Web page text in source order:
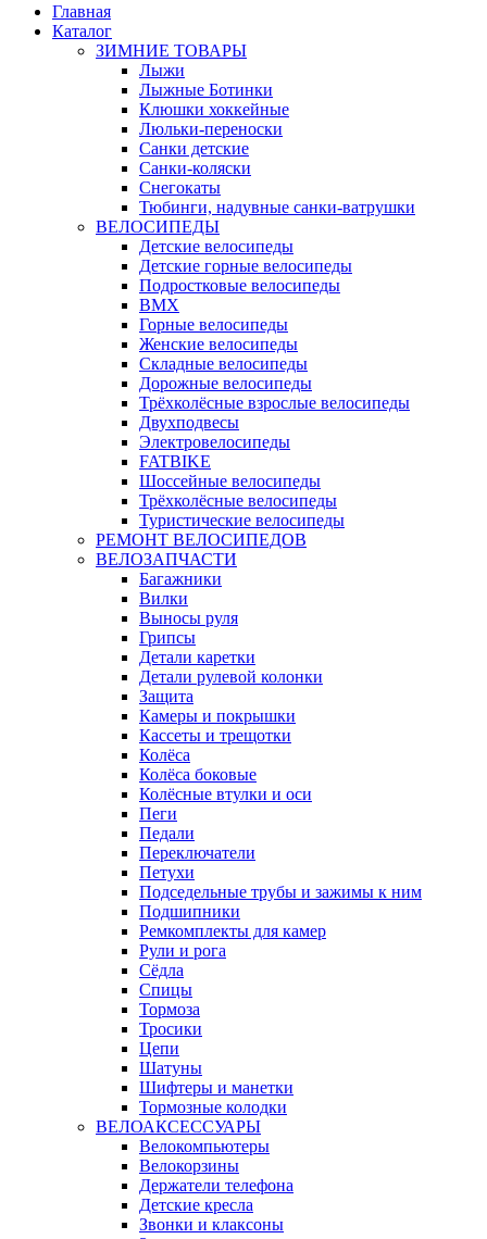
Главная
Каталог
ЗИМНИЕ ТОВАРЫ
Лыжи
Лыжные Ботинки
Клюшки хоккейные
Люльки-переноски
Санки детские
Санки-коляски
Снегокаты
Тюбинги, надувные санки-ватрушки
ВЕЛОСИПЕДЫ
Детские велосипеды
Детские горные велосипеды
Подростковые велосипеды
BMX
Горные велосипеды
Женские велосипеды
Складные велосипеды
Дорожные велосипеды
Трёхколёсные взрослые велосипеды
Двухподвесы
Электровелосипеды
FATBIKE
Шоссейные велосипеды
Трёхколёсные велосипеды
Туристические велосипеды
РЕМОНТ ВЕЛОСИПЕДОВ
ВЕЛОЗАПЧАСТИ
Багажники
Вилки
Выносы руля
Грипсы
Детали каретки
Детали рулевой колонки
Защита
Камеры и покрышки
Кассеты и трещотки
Колёса
Колёса боковые
Колёсные втулки и оси
Пеги
Педали
Переключатели
Петухи
Подседельные трубы и зажимы к ним
Подшипники
Ремкомплекты для камер
Рули и рога
Сёдла
Спицы
Тормоза
Тросики
Цепи
Шатуны
Шифтеры и манетки
Тормозные колодки
ВЕЛОАКСЕССУАРЫ
Велокомпьютеры
Велокорзины
Держатели телефона
Детские кресла
Звонки и клаксоны